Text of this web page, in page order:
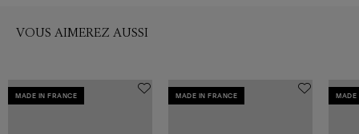
VOUS AIMEREZ AUSSI
MADE IN FRANCE MADE IN FRANCE MADE